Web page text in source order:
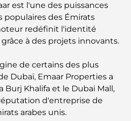
de Business Bay, à Dubaï :
et de paysages
sur le Burj Al Arab :
exceptionnelles à
est l'une des puissances
populaires des Émirats
redéfinit l'identité
à des projets innovants.
de certains des plus
Dubaï, Emaar Properties a
Burj Khalifa et le Dubai Mall,
d'entreprise de
arabes unis.